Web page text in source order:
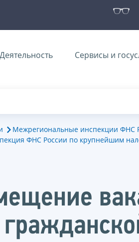
Деятельность Сервисы и
Межрегиональные инспекции ФНС
ФНС России по крупнейшим